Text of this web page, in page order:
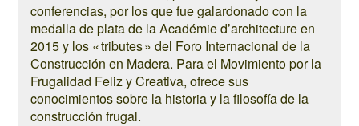
conferencias, por los que fue galardonado con la
medalla de plata de la Académie d’architecture en
2015 y los « tributes » del Foro Internacional de la
Construcción en Madera. Para el Movimiento por la
Frugalidad Feliz y Creativa, ofrece sus
conocimientos sobre la historia y la filosofía de la
construcción frugal.